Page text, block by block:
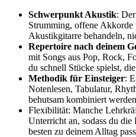
Schwerpunkt Akustik:
Strumming, offene
Akustikgitarre behandeln,
Repertoire nach deinem
mit Songs aus Pop, Rock,
du schnell Stücke spielst,
Methodik für Einsteiger:
Notenlesen, Tabulatur,
behutsam kombiniert
Flexibilität: Manche
Unterricht an, sodass du
besten zu deinem Alltag